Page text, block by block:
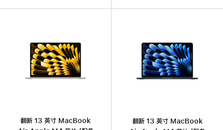
翻新 13 英寸 MacBook
翻新 13 英寸 MacBook